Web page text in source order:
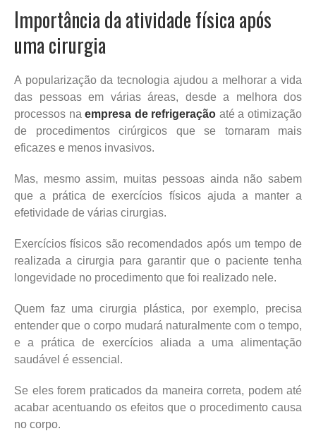
Importância da atividade física após
uma cirurgia
A popularização da tecnologia ajudou a melhorar a vida
das pessoas em várias áreas, desde a melhora dos
processos naempresa de refrigeração até a otimização
de procedimentos cirúrgicos que se tornaram mais
eficazes e menos invasivos.
Mas, mesmo assim, muitas pessoas ainda não sabem
que a prática de exercícios físicos ajuda a manter a
efetividade de várias cirurgias.
Exercícios físicos são recomendados após um tempo de
realizada a cirurgia para garantir que o paciente tenha
longevidade no procedimento que foi realizado nele.
Quem faz uma cirurgia plástica, por exemplo, precisa
entender que o corpo mudará naturalmente com o tempo,
e a prática de exercícios aliada a uma alimentação
saudável é essencial.
Se eles forem praticados da maneira correta, podem até
acabar acentuando os efeitos que o procedimento causa
no corpo.